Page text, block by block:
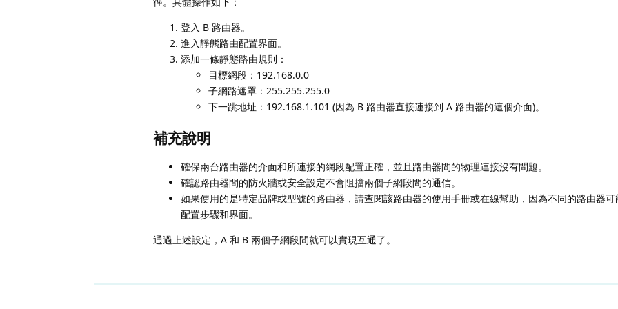
登入 B 路由器。
進入靜態路由配置界面。
添加一條靜態路由規則：
目標網段：192.168.0.0
子網路遮罩：255.255.255.0
下一跳地址：192.168.1.101 (因為 B 路由器直接連接到 A 路由器的這個介面)。
補充說明
確保兩台路由器的介面和所連接的網段配置正確，並且路由器間的物理連接沒有問題。
確認路由器間的防火牆或安全設定不會阻擋兩個子網段間的通信。
如果使用的是特定品牌或型號的路由器，請查閱該路由器的使用手冊或在線幫助，因為不同的路由器
配置步驟和界面。
通過上述設定，A 和 B 兩個子網段間就可以實現互通了。